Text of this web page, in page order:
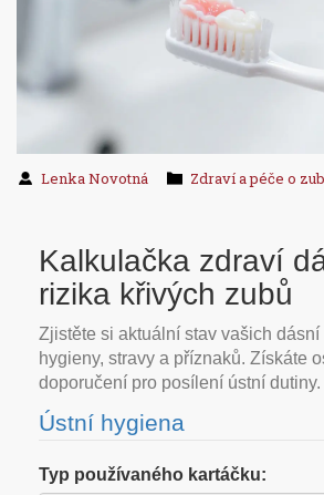
Lenka Novotná Zdraví a péče o
Kalkulačka zdraví
rizika křivých zubů
Zjistěte si aktuální stav vašich dásní
hygieny, stravy a příznaků. Získáte
doporučení pro posílení ústní dutiny.
Ústní hygiena
Typ používaného kartáčku: